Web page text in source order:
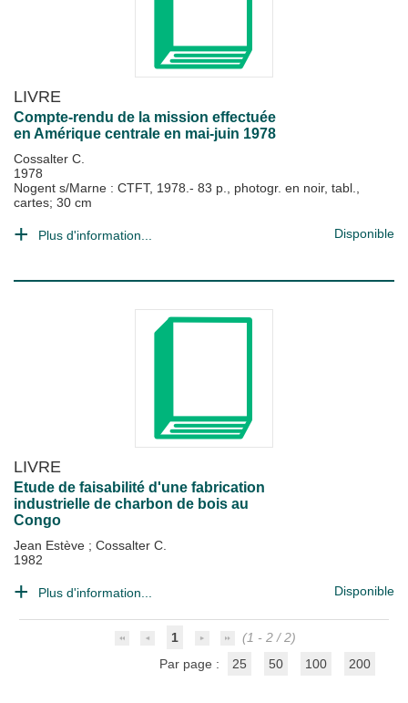
LIVRE
Compte-rendu de la mission effectuée
en Amérique centrale en mai-juin 1978
Cossalter C.
1978
Nogent s/Marne : CTFT, 1978.- 83 p., photogr. en noir, tabl.,
cartes; 30 cm
Plus d'information... Disponible
LIVRE
Etude de faisabilité d'une fabrication
industrielle de charbon de bois au
Congo
Jean Estève ; Cossalter C.
1982
Plus d'information... Disponible
1
(1 - 2 / 2)
Par page :
25 50 100 200